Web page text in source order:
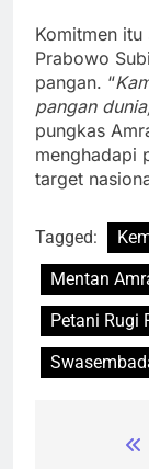
Komitmen itu
Prabowo
pangan. “
pangan
pungkas
menghadapi
target
Tagged:
Mentan
Petani Rugi